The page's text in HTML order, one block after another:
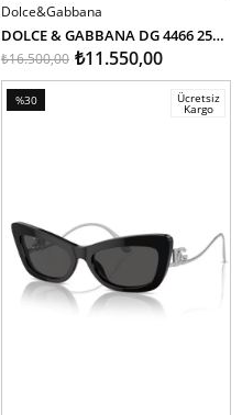
SEPETE EKLE
Dolce&Gabbana
DOLCE & GABBANA DG 4466 2525/6G 56
₺11.550,00
₺16.500,00
%30
Ücretsiz
Kargo